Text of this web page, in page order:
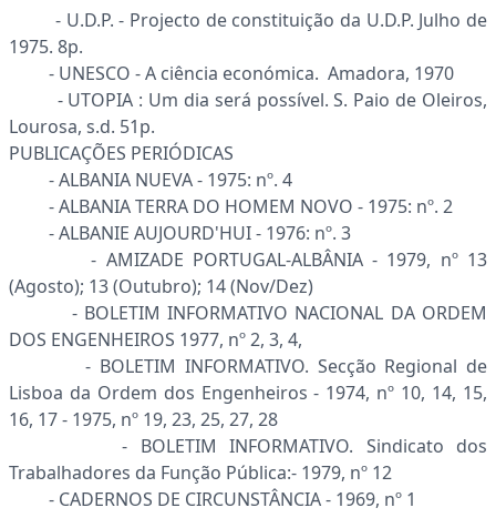
- U.D.P. - Projecto de constituição da U.D.P. Julho de
1975. 8p.
- UNESCO - A ciência económica. Amadora, 1970
- UTOPIA : Um dia será possível. S. Paio de Oleiros,
Lourosa, s.d. 51p.
PUBLICAÇÕES PERIÓDICAS
- ALBANIA NUEVA - 1975: nº. 4
- ALBANIA TERRA DO HOMEM NOVO - 1975: nº. 2
- ALBANIE AUJOURD'HUI - 1976: nº. 3
- AMIZADE PORTUGAL-ALBÂNIA - 1979, nº 13
(Agosto); 13 (Outubro); 14 (Nov/Dez)
- BOLETIM INFORMATIVO NACIONAL DA ORDEM
DOS ENGENHEIROS 1977, nº 2, 3, 4,
- BOLETIM INFORMATIVO. Secção Regional de
Lisboa da Ordem dos Engenheiros - 1974, nº 10, 14, 15,
16, 17 - 1975, nº 19, 23, 25, 27, 28
- BOLETIM INFORMATIVO. Sindicato dos
Trabalhadores da Função Pública:- 1979, nº 12
- CADERNOS DE CIRCUNSTÂNCIA - 1969, nº 1